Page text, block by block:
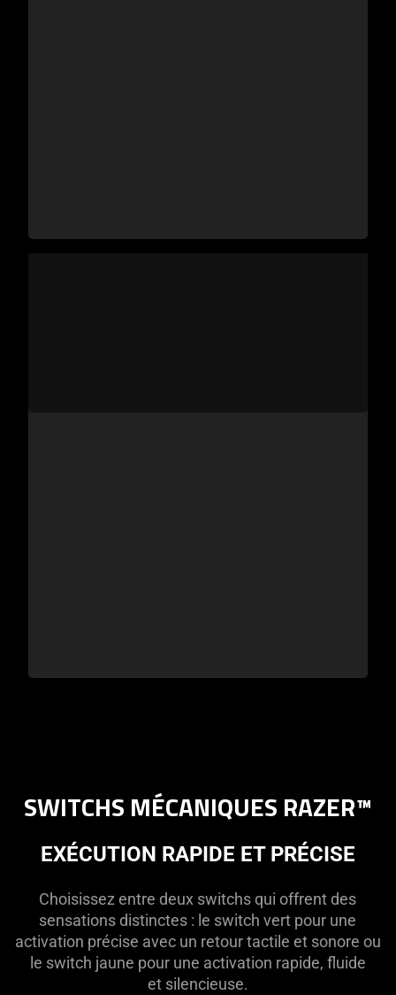
SWITCHS MÉCANIQUES RAZER™
EXÉCUTION RAPIDE ET PRÉCISE
Choisissez entre deux switchs qui offrent des
sensations distinctes : le switch vert pour une
activation précise avec un retour tactile et sonore ou
le switch jaune pour une activation rapide, fluide
et silencieuse.